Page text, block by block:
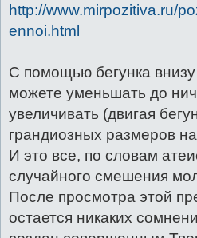
http://www.mirpozitiva.ru/
ennoi.html
С помощью бегунка
можете уменьшать до
увеличивать (двигая
грандиозных размеров
И это все, по словам
случайного смешения
После просмотра этой
остается никаких